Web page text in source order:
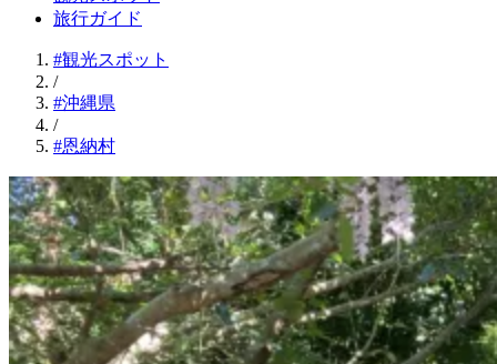
旅行ガイド
#観光スポット
/
#沖縄県
/
#恩納村